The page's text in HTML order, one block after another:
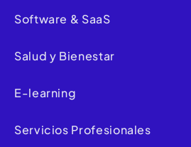
Software & SaaS
Salud y Bienestar
E-learning
Servicios Profesionales